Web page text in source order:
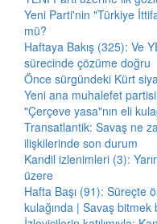
Yeni Parti'nin "Türkiye
mü?
Haftaya Bakış (325): Ve
sürecinde çözüme doğru
Önce sürgündeki Kürt
Yeni ana muhalefet
"Çerçeve yasa"nın eli
Transatlantik: Savaş ne
ilişkilerinde son durum
Kandil izlenimleri (3):
üzere
Hafta Başı (91): Süreçte
kulağında | Savaş bitmek